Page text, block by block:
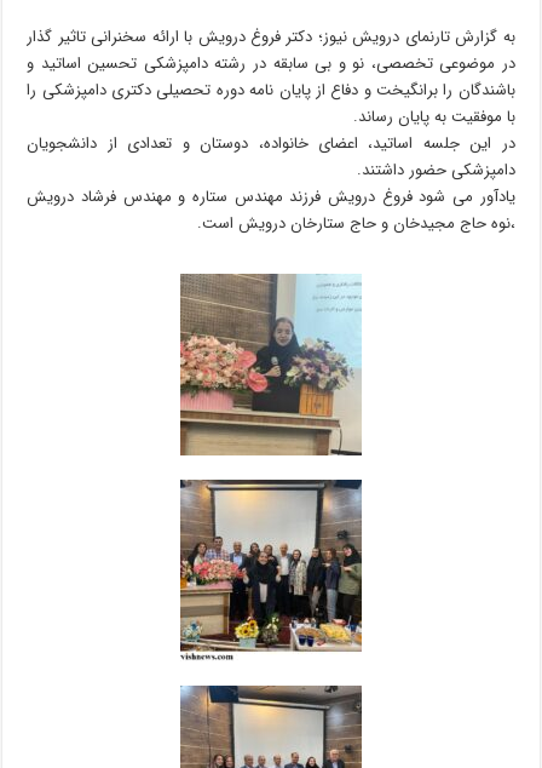
به گزارش تارنمای درویش نیوز؛ دکتر فروغ درویش با ارائه سخنرانی تاثیر گذار
در موضوعی تخصصی، نو و بی سابقه در رشته دامپزشکی تحسین اساتید و
باشندگان را برانگیخت و دفاع از پایان نامه دوره تحصیلی دکتری دامپزشکی را
با موفقیت به پایان رساند.
در این جلسه اساتید، اعضای خانواده، دوستان و تعدادی از دانشجویان
دامپزشکی حضور داشتند.
یادآور می شود فروغ درویش فرزند مهندس ستاره و مهندس فرشاد درویش
،نوه حاج مجیدخان و حاج ستارخان درویش است.